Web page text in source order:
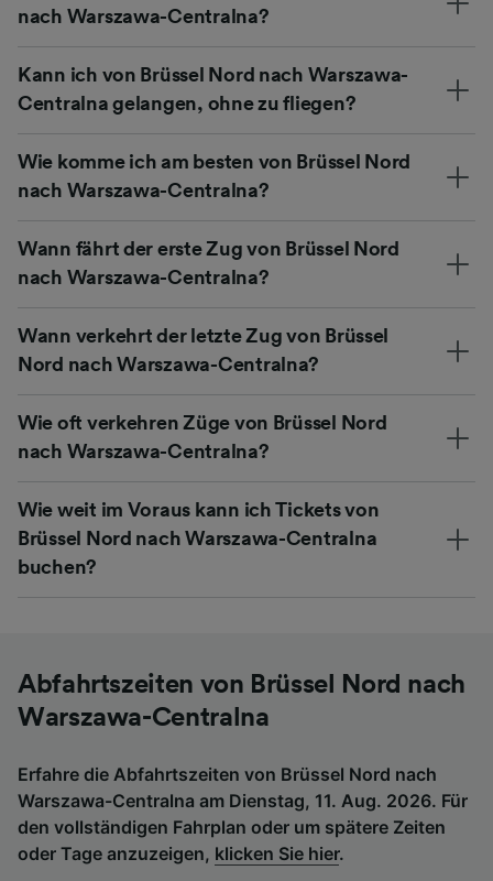
nach Warszawa-Centralna?
Kann ich von Brüssel Nord nach Warszawa-
Centralna gelangen, ohne zu fliegen?
Wie komme ich am besten von Brüssel Nord
nach Warszawa-Centralna?
Wann fährt der erste Zug von Brüssel Nord
nach Warszawa-Centralna?
Wann verkehrt der letzte Zug von Brüssel
Nord nach Warszawa-Centralna?
Wie oft verkehren Züge von Brüssel Nord
nach Warszawa-Centralna?
Wie weit im Voraus kann ich Tickets von
Brüssel Nord nach Warszawa-Centralna
buchen?
Abfahrtszeiten von Brüssel Nord nach
Warszawa-Centralna
Erfahre die Abfahrtszeiten von Brüssel Nord nach
Warszawa-Centralna am Dienstag, 11. Aug. 2026. Für
den vollständigen Fahrplan oder um spätere Zeiten
oder Tage anzuzeigen, klicken Sie hier.